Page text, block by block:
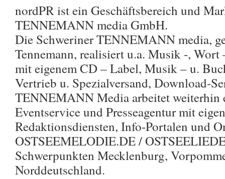
nordPR ist ein Geschäftsbereich und
TENNEMANN media GmbH.
Die Schweriner TENNEMANN media,
Tennemann, realisiert u.a. Musik -,
mit eigenem CD – Label, Musik – u.
Vertrieb u. Spezialversand, Download-
TENNEMANN Media arbeitet weiterhin
Eventservice und Presseagentur mit
Redaktionsdiensten, Info-Portalen und
OSTSEEMELODIE.DE /
Schwerpunkten Mecklenburg,
Norddeutschland.